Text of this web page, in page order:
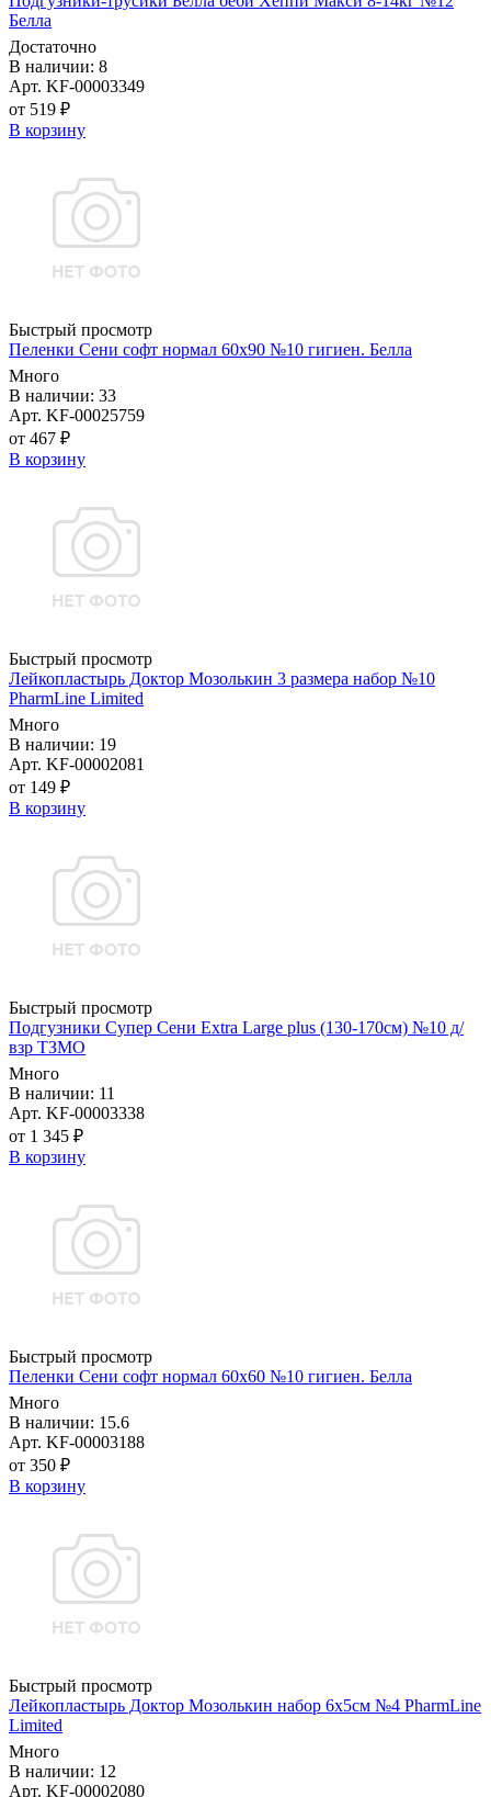
Белла
Достаточно
В наличии: 8
Арт. KF-00003349
от 519 ₽
В корзину
Быстрый просмотр
Пеленки Сени софт нормал 60х90 №10 гигиен. Белла
Много
В наличии: 33
Арт. KF-00025759
от 467 ₽
В корзину
Быстрый просмотр
Лейкопластырь Доктор Мозолькин 3 размера набор №10
PharmLine Limited
Много
В наличии: 19
Арт. KF-00002081
от 149 ₽
В корзину
Быстрый просмотр
Подгузники Супер Сени Extra Large plus (130-170см) №10 д/
взр ТЗМО
Много
В наличии: 11
Арт. KF-00003338
от 1 345 ₽
В корзину
Быстрый просмотр
Пеленки Сени софт нормал 60х60 №10 гигиен. Белла
Много
В наличии: 15.6
Арт. KF-00003188
от 350 ₽
В корзину
Быстрый просмотр
Лейкопластырь Доктор Мозолькин набор 6х5см №4 PharmLine
Limited
Много
В наличии: 12
Арт. KF-00002080